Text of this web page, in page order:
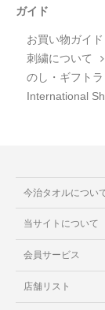
ガイド
お買い物ガイド
刺繍について
のし・ギフト
International
今治タオルについ
当サイトについて
会員サービス
店舗リスト